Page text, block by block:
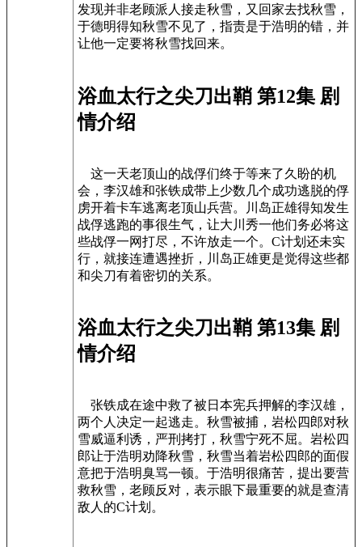
发现并非老顾派人接走秋雪，又回家去找秋雪，
于德明得知秋雪不见了，指责是于浩明的错，并
让他一定要将秋雪找回来。
浴血太行之尖刀出鞘 第12集 剧
情介绍
这一天老顶山的战俘们终于等来了久盼的机
会，李汉雄和张铁成带上少数几个成功逃脱的俘
虏开着卡车逃离老顶山兵营。川岛正雄得知发生
战俘逃跑的事很生气，让大川秀一他们务必将这
些战俘一网打尽，不许放走一个。C计划还未实
行，就接连遭遇挫折，川岛正雄更是觉得这些都
和尖刀有着密切的关系。
浴血太行之尖刀出鞘 第13集 剧
情介绍
张铁成在途中救了被日本宪兵押解的李汉雄，
两个人决定一起逃走。秋雪被捕，岩松四郎对秋
雪威逼利诱，严刑拷打，秋雪宁死不屈。岩松四
郎让于浩明劝降秋雪，秋雪当着岩松四郎的面假
意把于浩明臭骂一顿。于浩明很痛苦，提出要营
救秋雪，老顾反对，表示眼下最重要的就是查清
敌人的C计划。